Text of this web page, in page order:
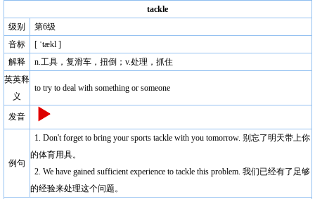
tackle
级别
第6级
音标
[ ˈtækl ]
解释
n.工具，复滑车，扭倒；v.处理，抓住
英英释
义
to try to deal with something or someone
发音
例句
1. Don't forget to bring your sports tackle with you tomorrow. 别忘了明天带上你
的体育用具。
2. We have gained sufficient experience to tackle this problem. 我们已经有了足够
的经验来处理这个问题。